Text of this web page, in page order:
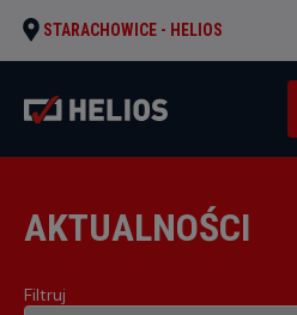
STARACHOWICE - HELIOS
AKTUALNOŚCI
Filtruj